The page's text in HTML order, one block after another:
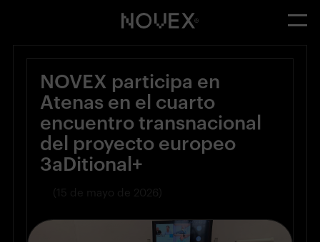
NOVEX participa en
Atenas en el cuarto
encuentro transnacional
del proyecto europeo
3aDitional+